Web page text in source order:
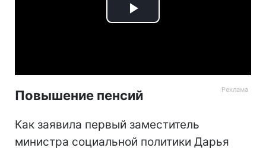
Play
Повышение пенсий
Как заявила первый заместитель
министра социальной политики Дарья